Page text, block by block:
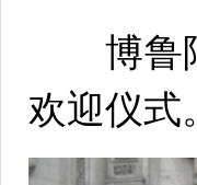
博鲁阿
欢迎仪式。